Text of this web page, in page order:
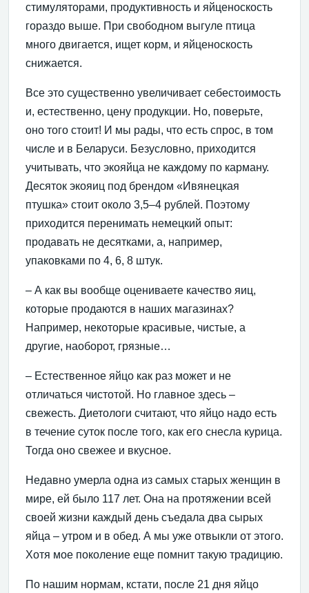
стимуляторами, продуктивность и яйценоскость
гораздо выше. При свободном выгуле птица
много двигается, ищет корм, и яйценоскость
снижается.
Все это существенно увеличивает себестоимость
и, естественно, цену продукции. Но, поверьте,
оно того стоит! И мы рады, что есть спрос, в том
числе и в Беларуси. Безусловно, приходится
учитывать, что экояйца не каждому по карману.
Десяток экояиц под брендом «Ивянецкая
птушка» стоит около 3,5–4 рублей. Поэтому
приходится перенимать немецкий опыт:
продавать не десятками, а, например,
упаковками по 4, 6, 8 штук.
– А как вы вообще оцениваете качество яиц,
которые продаются в наших магазинах?
Например, некоторые красивые, чистые, а
другие, наоборот, грязные…
– Естественное яйцо как раз может и не
отличаться чистотой. Но главное здесь –
свежесть. Диетологи считают, что яйцо надо есть
в течение суток после того, как его снесла курица.
Тогда оно свежее и вкусное.
Недавно умерла одна из самых старых женщин в
мире, ей было 117 лет. Она на протяжении всей
своей жизни каждый день съедала два сырых
яйца – утром и в обед. А мы уже отвыкли от этого.
Хотя мое поколение еще помнит такую традицию.
По нашим нормам, кстати, после 21 дня яйцо